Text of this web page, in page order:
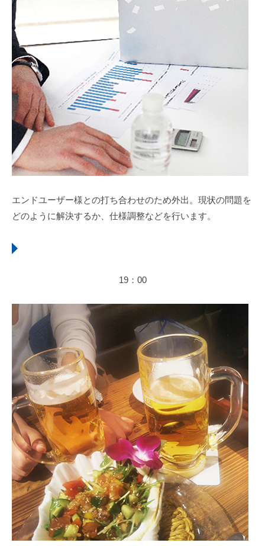
エンドユーザー様との打ち合わせのため外出。現状の問題を
どのように解決するか、仕様調整などを行います。
19：00